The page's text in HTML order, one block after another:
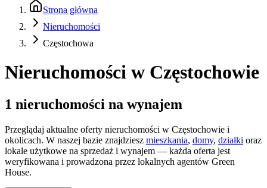
Strona główna
Nieruchomości
Częstochowa
Nieruchomości w Częstochowie
1 nieruchomości na wynajem
Przeglądaj aktualne oferty nieruchomości w Częstochowie i
okolicach. W naszej bazie znajdziesz mieszkania, domy, działki oraz
lokale użytkowe na sprzedaż i wynajem — każda oferta jest
weryfikowana i prowadzona przez lokalnych agentów Green
House.